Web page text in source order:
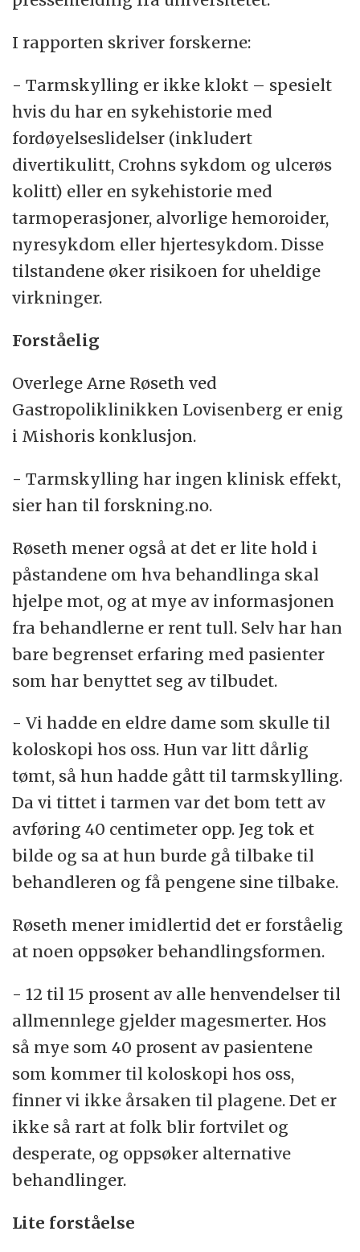
I rapporten skriver forskerne:
- Tarmskylling er ikke klokt – spesielt
hvis du har en sykehistorie med
fordøyelseslidelser (inkludert
divertikulitt, Crohns sykdom og ulcerøs
kolitt) eller en sykehistorie med
tarmoperasjoner, alvorlige hemoroider,
nyresykdom eller hjertesykdom. Disse
tilstandene øker risikoen for uheldige
virkninger.
Forståelig
Overlege Arne Røseth ved
Gastropoliklinikken Lovisenberg er enig
i Mishoris konklusjon.
- Tarmskylling har ingen klinisk effekt,
sier han til forskning.no.
Røseth mener også at det er lite hold i
påstandene om hva behandlinga skal
hjelpe mot, og at mye av informasjonen
fra behandlerne er rent tull. Selv har han
bare begrenset erfaring med pasienter
som har benyttet seg av tilbudet.
- Vi hadde en eldre dame som skulle til
koloskopi hos oss. Hun var litt dårlig
tømt, så hun hadde gått til tarmskylling.
Da vi tittet i tarmen var det bom tett av
avføring 40 centimeter opp. Jeg tok et
bilde og sa at hun burde gå tilbake til
behandleren og få pengene sine tilbake.
Røseth mener imidlertid det er forståelig
at noen oppsøker behandlingsformen.
- 12 til 15 prosent av alle henvendelser til
allmennlege gjelder magesmerter. Hos
så mye som 40 prosent av pasientene
som kommer til koloskopi hos oss,
finner vi ikke årsaken til plagene. Det er
ikke så rart at folk blir fortvilet og
desperate, og oppsøker alternative
behandlinger.
Lite forståelse